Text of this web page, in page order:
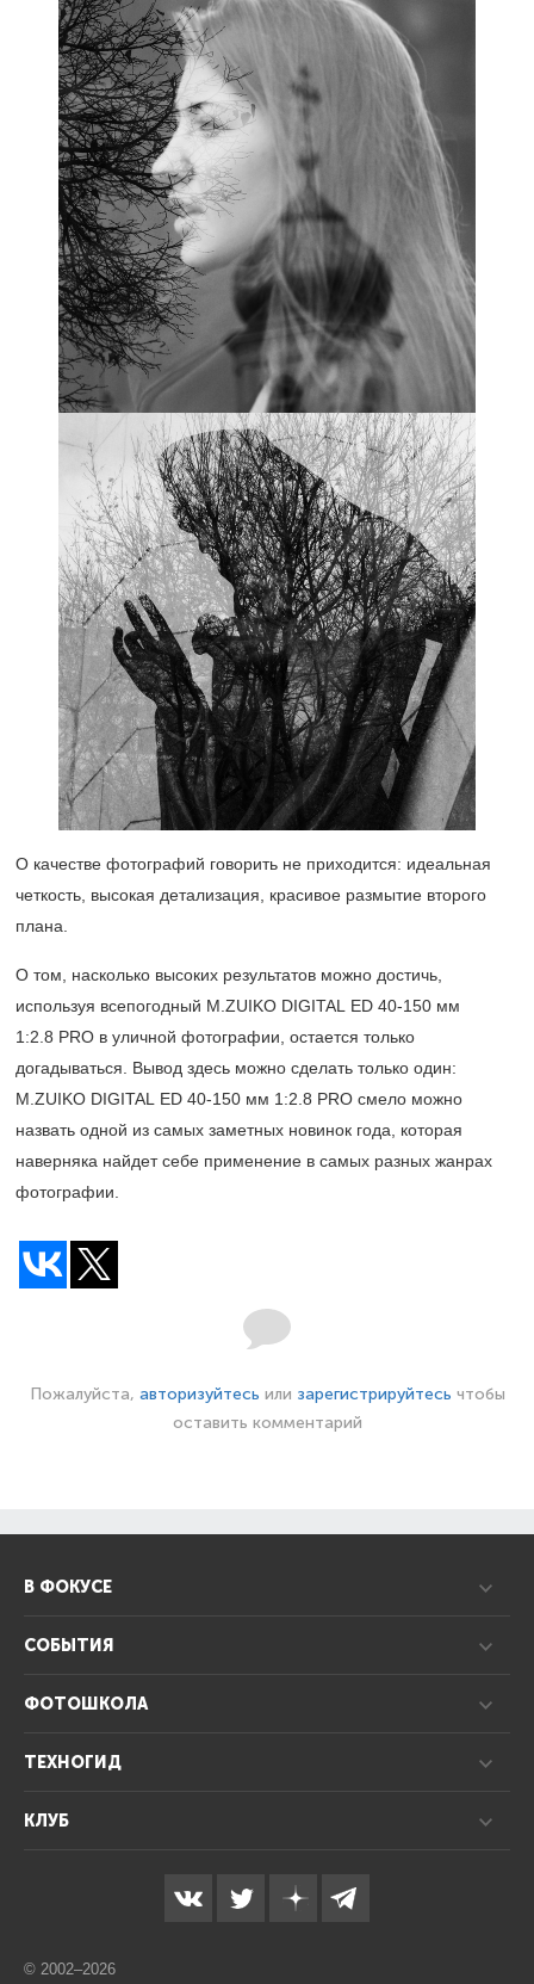
О качестве фотографий говорить не приходится: идеальная
четкость, высокая детализация, красивое размытие второго
плана.
О том, насколько высоких результатов можно достичь,
используя всепогодный M.ZUIKO DIGITAL ED 40-150 мм
1:2.8 PRO в уличной фотографии, остается только
догадываться. Вывод здесь можно сделать только один:
M.ZUIKO DIGITAL ED 40-150 мм 1:2.8 PRO смело можно
назвать одной из самых заметных новинок года, которая
наверняка найдет себе применение в самых разных жанрах
фотографии.
Пожалуйста, авторизуйтесь или зарегистрируйтесь чтобы
оставить комментарий
В ФОКУСЕ
СОБЫТИЯ
ФОТОШКОЛА
ТЕХНОГИД
КЛУБ
© 2002–2026